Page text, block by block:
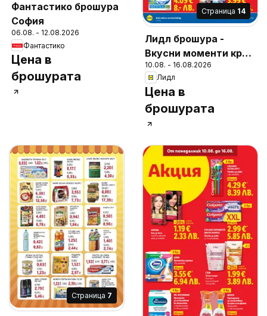
Фантастико брошура
София
06.08. - 12.08.2026
Фантастико
Цена в
брошурата
Cтраница 14
Лидл брошура -
Вкусни моменти край
грила
10.08. - 16.08.2026
Лидл
Цена в
брошурата
Cтраница 7